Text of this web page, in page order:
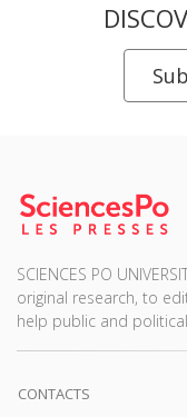
SCIENCES PO
original research, to
help public and
CONTACTS